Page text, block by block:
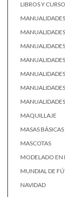
LIBROS Y
MANUALIDADES
MAQUILLAJE
MASAS BÁSICAS
MASCOTAS
MODELADO EN
MUNDIAL DE
NAVIDAD